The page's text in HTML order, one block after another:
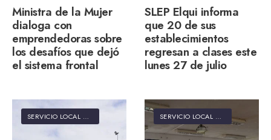
Ministra de la Mujer
dialoga con
emprendedoras sobre
los desafíos que dejó
el sistema frontal
SLEP Elqui informa
que 20 de sus
establecimientos
regresan a clases este
lunes 27 de julio
SERVICIO LOCAL DE EDUCACIÓN PÚBLICA ELQUI SERVICIO LOCAL DE EDUCACIÓN PÚBLICA ELQUI